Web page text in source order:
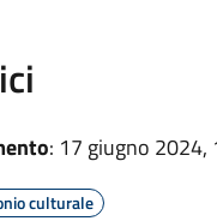
: 17 giugno 2024,
culturale